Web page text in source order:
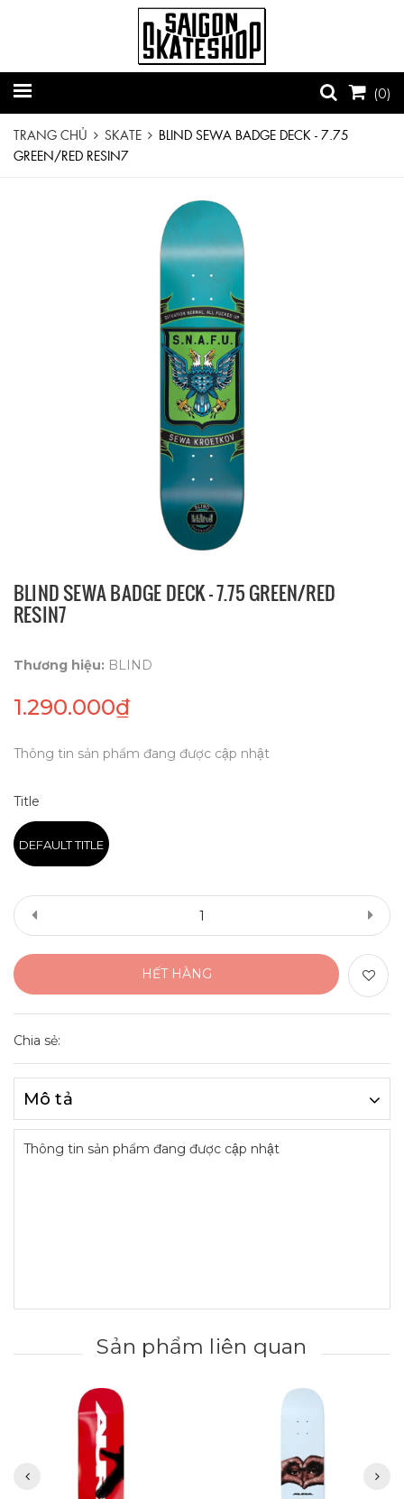
(0)
TRANG CHỦ SKATE
BLIND SEWA BADGE DECK - 7.75
GREEN/RED RESIN7
BLIND SEWA BADGE DECK - 7.75 GREEN/RED
RESIN7
Thương hiệu: BLIND
1.290.000₫
Thông tin sản phẩm đang được cập nhật
Title
DEFAULT TITLE
HẾT HÀNG
Chia sẻ:
Mô tả
Thông tin sản phẩm đang được cập nhật
Sản phẩm liên quan